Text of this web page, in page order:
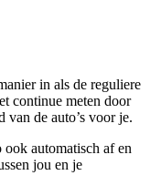
in als de reguliere
continue meten door
van de auto’s voor je.
automatisch af en
jou en je